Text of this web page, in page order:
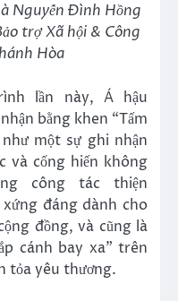
Nguyễn Đình Hồng
trợ Xã hội & Công
Hòa
lần này, Á hậu
bằng khen “Tấm
một sự ghi nhận
và cống hiến không
công tác thiện
đáng dành cho
đồng, và cũng là
cánh bay xa” trên
tỏa yêu thương.